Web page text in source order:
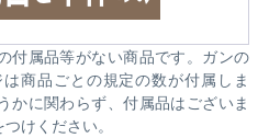
付属品等がない商品です。ガンの
商品ごとの規定の数が付属しま
かに関わらず、付属品はございま
けください。